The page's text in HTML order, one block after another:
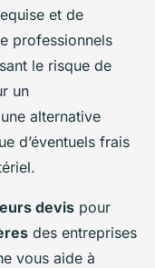
et de
professionnels
le risque de
un
alternative
d’éventuels frais
devis pour
des entreprises
vous aide à